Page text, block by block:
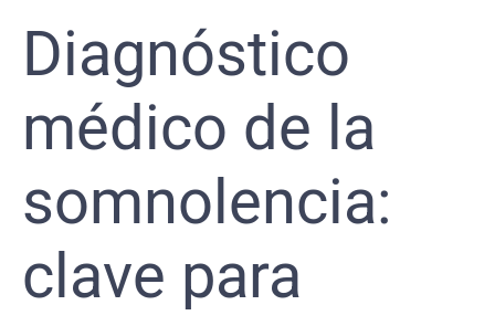
Diagnóstico
médico de la
somnolencia:
clave para